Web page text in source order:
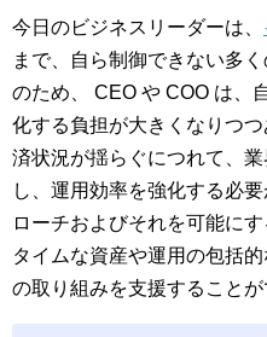
今日のビジネスリーダーは、
まで、自ら制御できない多
のため、 CEO や COO は、
化する負担が大きくなりつ
済状況が揺らぐにつれて、
し、運用効率を強化する必
ローチおよびそれを可能に
タイムな資産や運用の包括
の取り組みを支援することが